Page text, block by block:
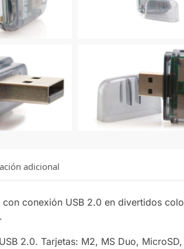
adicional
conexión USB 2.0 en divertidos
USB 2.0. Tarjetas: M2, MS Duo, MicroSD,